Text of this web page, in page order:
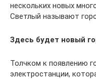
нескольких новых
Светлый называют
Здесь будет новый
Толчком к появлению
электростанции,